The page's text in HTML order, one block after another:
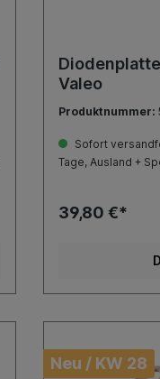
Valeo
Produktnummer:
Sofort
Tage, Ausland +
39,80 €*
Neu / KW 28